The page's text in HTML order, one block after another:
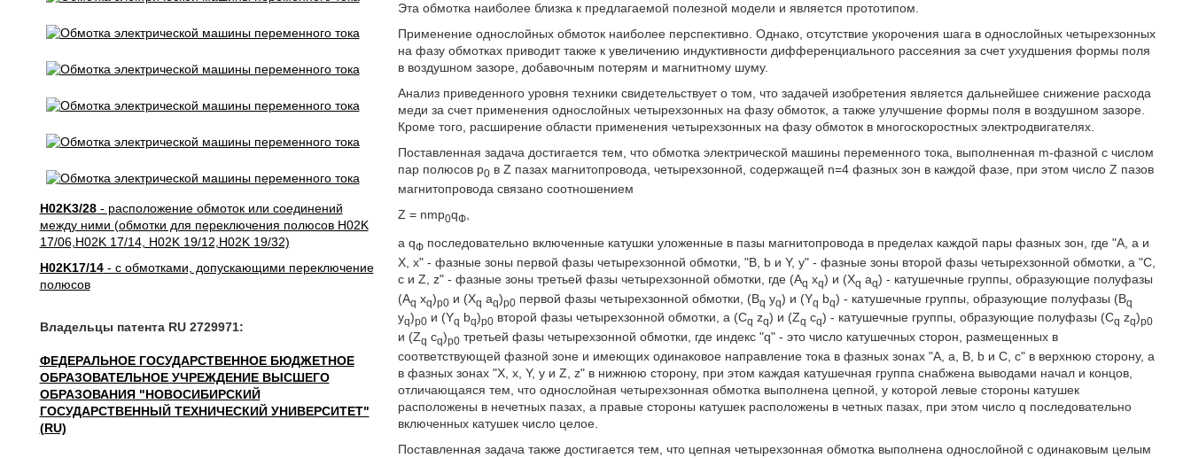
H02K3/28- расположение обмоток или соединений
между ними (обмотки для переключения полюсов H02K
17/06,H02K 17/14, H02K 19/12,H02K 19/32)
H02K17/14- с обмотками, допускающими переключение
полюсов
Владельцы патента RU 2729971:
ФЕДЕРАЛЬНОЕ ГОСУДАРСТВЕННОЕ БЮДЖЕТНОЕ
ОБРАЗОВАТЕЛЬНОЕ УЧРЕЖДЕНИЕ ВЫСШЕГО
ОБРАЗОВАНИЯ "НОВОСИБИРСКИЙ
ГОСУДАРСТВЕННЫЙ ТЕХНИЧЕСКИЙ УНИВЕРСИТЕТ"
(RU)
Эта обмотка наиболее близка к предлагаемой полезной модели и является прототипом.
Применение однослойных обмоток наиболее перспективно. Однако, отсутствие укорочения шага в однослойных четырехзонных
на фазу обмотках приводит также к увеличению индуктивности дифференциального рассеяния за счет ухудшения формы поля
в воздушном зазоре, добавочным потерям и магнитному шуму.
Анализ приведенного уровня техники свидетельствует о том, что задачей изобретения является дальнейшее снижение расхода
меди за счет применения однослойных четырехзонных на фазу обмоток, а также улучшение формы поля в воздушном зазоре.
Кроме того, расширение области применения четырехзонных на фазу обмоток в многоскоростных электродвигателях.
Поставленная задача достигается тем, что обмотка электрической машины переменного тока, выполненная m-фазной с числом
пар полюсов p0 в Z пазах магнитопровода, четырехзонной, содержащей n=4 фазных зон в каждой фазе, при этом число Z пазов
магнитопровода связано соотношением
Z = nmp0qФ,
a qФ последовательно включенные катушки уложенные в пазы магнитопровода в пределах каждой пары фазных зон, где "А, а и
X, х" - фазные зоны первой фазы четырехзонной обмотки, "В, b и Y, у" - фазные зоны второй фазы четырехзонной обмотки, а "С,
с и Z, z" - фазные зоны третьей фазы четырехзонной обмотки, где (Aq хq) и (Xq aq) - катушечные группы, образующие полуфазы
(Aq хq)р0 и (Xq aq)p0 первой фазы четырехзонной обмотки, (Bq yq) и (Yq bq) - катушечные группы, образующие полуфазы (Bq
yq)p0 и (Yq bq)p0 второй фазы четырехзонной обмотки, a (Cq zq) и (Zq cq) - катушечные группы, образующие полуфазы (Cq zq)p0
и (Zq cq)p0 третьей фазы четырехзонной обмотки, где индекс "q" - это число катушечных сторон, размещенных в
соответствующей фазной зоне и имеющих одинаковое направление тока в фазных зонах "А, а, В, b и С, с" в верхнюю сторону, а
в фазных зонах "X, х, Y, у и Z, z" в нижнюю сторону, при этом каждая катушечная группа снабжена выводами начал и концов,
отличающаяся тем, что однослойная четырехзонная обмотка выполнена цепной, у которой левые стороны катушек
расположены в нечетных пазах, а правые стороны катушек расположены в четных пазах, при этом число q последовательно
включенных катушек число целое.
Поставленная задача также достигается тем, что цепная четырехзонная обмотка выполнена однослойной с одинаковым целым